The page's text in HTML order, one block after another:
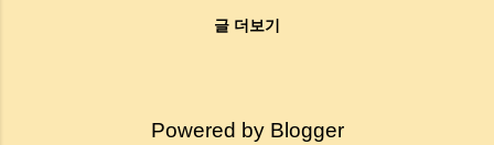
드리겠습니다. 이 글 하나만 제대로 이해하시면,
thought like this? “Closing day…...
registering jeonse rights can be
Checklist before signing a jeonse
글 더보기
Powered by Blogger